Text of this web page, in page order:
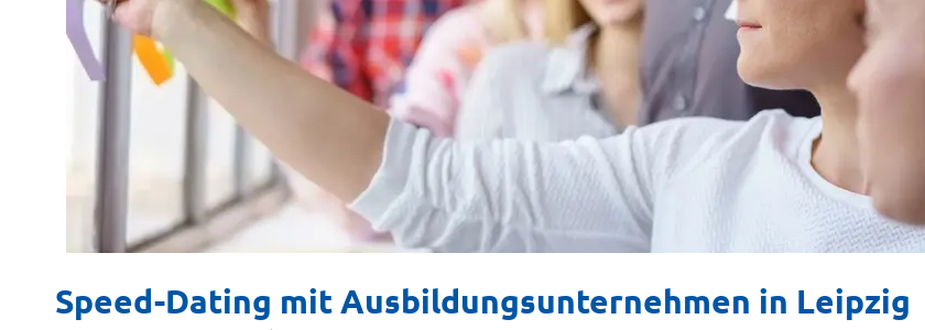
Speed-Dating mit Ausbildungsunternehmen in Leipzig